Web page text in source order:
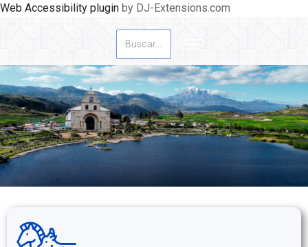
Web Accessibility plugin by DJ-Extensions.com
Buscar